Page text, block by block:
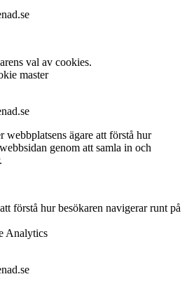
val av cookies.
master
webbplatsens ägare att förstå hur
genom att samla in och
förstå hur besökaren navigerar runt på
Analytics